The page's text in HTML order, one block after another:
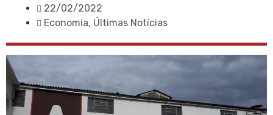
22/02/2022
Economia, Últimas Notícias